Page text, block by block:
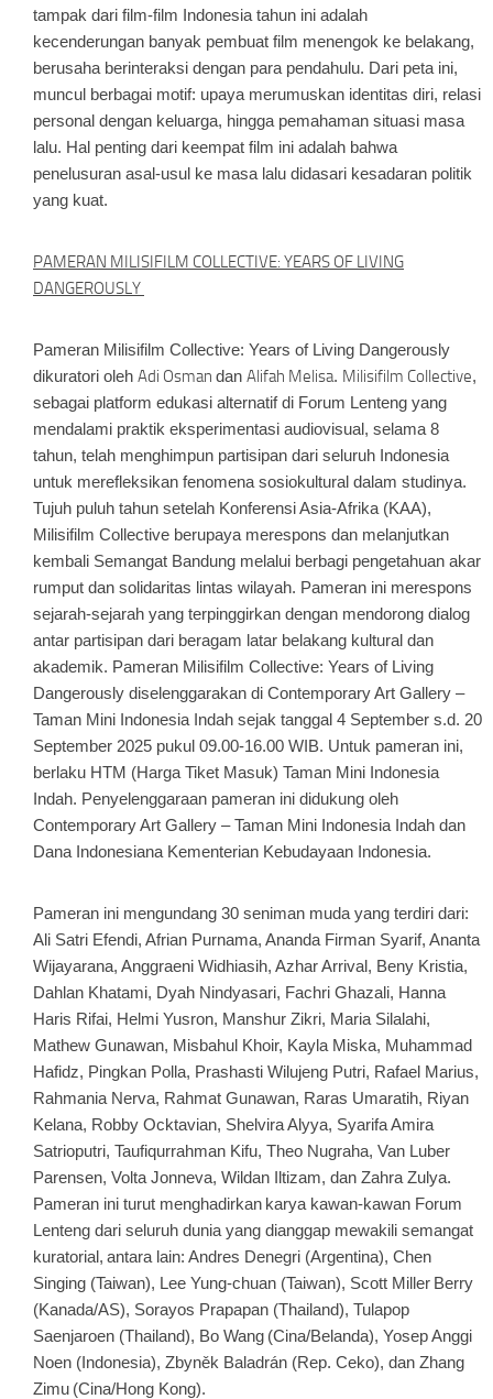
tampak dari film-film Indonesia tahun ini adalah
kecenderungan banyak pembuat film menengok ke belakang,
berusaha berinteraksi dengan para pendahulu. Dari peta ini,
muncul berbagai motif: upaya merumuskan identitas diri, relasi
personal dengan keluarga, hingga pemahaman situasi masa
lalu. Hal penting dari keempat film ini adalah bahwa
penelusuran asal-usul ke masa lalu didasari kesadaran politik
yang kuat.
PAMERAN MILISIFILM COLLECTIVE: YEARS OF LIVING
DANGEROUSLY
Pameran Milisifilm Collective: Years of Living Dangerously
dikuratori oleh Adi Osman dan Alifah Melisa. Milisifilm Collective,
sebagai platform edukasi alternatif di Forum Lenteng yang
mendalami praktik eksperimentasi audiovisual, selama 8
tahun, telah menghimpun partisipan dari seluruh Indonesia
untuk merefleksikan fenomena sosiokultural dalam studinya.
Tujuh puluh tahun setelah Konferensi Asia-Afrika (KAA),
Milisifilm Collective berupaya merespons dan melanjutkan
kembali Semangat Bandung melalui berbagi pengetahuan akar
rumput dan solidaritas lintas wilayah. Pameran ini merespons
sejarah-sejarah yang terpinggirkan dengan mendorong dialog
antar partisipan dari beragam latar belakang kultural dan
akademik. Pameran Milisifilm Collective: Years of Living
Dangerously diselenggarakan di Contemporary Art Gallery –
Taman Mini Indonesia Indah sejak tanggal 4 September s.d. 20
September 2025 pukul 09.00-16.00 WIB. Untuk pameran ini,
berlaku HTM (Harga Tiket Masuk) Taman Mini Indonesia
Indah. Penyelenggaraan pameran ini didukung oleh
Contemporary Art Gallery – Taman Mini Indonesia Indah dan
Dana Indonesiana Kementerian Kebudayaan Indonesia.
Pameran ini mengundang 30 seniman muda yang terdiri dari:
Ali Satri Efendi, Afrian Purnama, Ananda Firman Syarif, Ananta
Wijayarana, Anggraeni Widhiasih, Azhar Arrival, Beny Kristia,
Dahlan Khatami, Dyah Nindyasari, Fachri Ghazali, Hanna
Haris Rifai, Helmi Yusron, Manshur Zikri, Maria Silalahi,
Mathew Gunawan, Misbahul Khoir, Kayla Miska, Muhammad
Hafidz, Pingkan Polla, Prashasti Wilujeng Putri, Rafael Marius,
Rahmania Nerva, Rahmat Gunawan, Raras Umaratih, Riyan
Kelana, Robby Ocktavian, Shelvira Alyya, Syarifa Amira
Satrioputri, Taufiqurrahman Kifu, Theo Nugraha, Van Luber
Parensen, Volta Jonneva, Wildan Iltizam, dan Zahra Zulya.
Pameran ini turut menghadirkan karya kawan-kawan Forum
Lenteng dari seluruh dunia yang dianggap mewakili semangat
kuratorial, antara lain: Andres Denegri (Argentina), Chen
Singing (Taiwan), Lee Yung-chuan (Taiwan), Scott Miller Berry
(Kanada/AS), Sorayos Prapapan (Thailand), Tulapop
Saenjaroen (Thailand), Bo Wang (Cina/Belanda), Yosep Anggi
Noen (Indonesia), Zbyněk Baladrán (Rep. Ceko), dan Zhang
Zimu (Cina/Hong Kong).